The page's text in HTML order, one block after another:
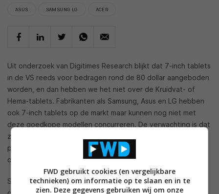
ASUS SAMSUNG LG ACER
Uit onderzoek van Digitimes Research blijkt dat 7-inch tablets
in de VS reeds voor bedragen rond de 80 dollar aangeboden
worden, en dan hebben we het niet over de Kruidvat- of
Hema-tablets. Fabrikanten als Samsung, Asus en LG hebben
ook 7-inch tablets op de markt maar kunnen nog niet met
deze goedkope modellen concurreren. De verwachting is dat
zij door het steeds kleiner wordende verschil in kwaliteit de
prijzen moeten gaan verlagen om marktaandeel te behouden
of te veroveren.
Samsung heeft onlangs deGalaxy Tab 4 (7.0)op de markt
FWD gebruikt cookies (en vergelijkbare
technieken) om informatie op te slaan en in te
zien. Deze gegevens gebruiken wij om onze